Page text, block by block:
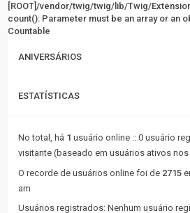
Tópicos
ativos
LINKS
FAQ
do
[ROOT]/vendor/twig/twig/lib/Twig/
count(): Parameter must be an array or an
Countable
ANIVERSÁRIOS
ESTATÍSTICAS
No total, há 1 usuário online :: 0 usuário
visitante (baseado em usuários ativos
O recorde de usuários online foi de 2715
am
Usuários registrados: Nenhum usuário